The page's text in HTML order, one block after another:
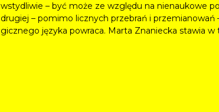
wstydliwie – być może ze względu na nienaukowe
drugiej – pomimo licznych przebrań i
gicznego języka powraca. Marta Znaniecka stawia